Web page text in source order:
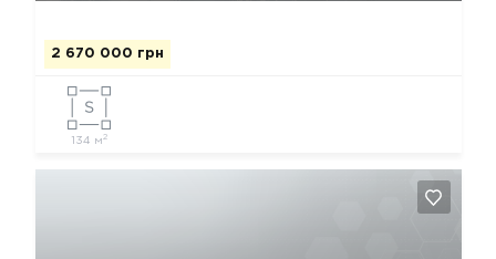
2 670 000 грн
134 м 2